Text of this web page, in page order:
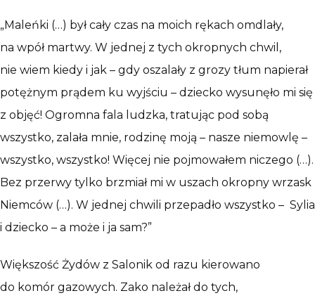
„Maleńki (…) był cały czas na moich rękach omdlały,
na wpół martwy. W jednej z tych okropnych chwil,
nie wiem kiedy i jak – gdy oszalały z grozy tłum napierał
potężnym prądem ku wyjściu – dziecko wysunęło mi się
z objęć! Ogromna fala ludzka, tratując pod sobą
wszystko, zalała mnie, rodzinę moją – nasze niemowlę –
wszystko, wszystko! Więcej nie pojmowałem niczego (…).
Bez przerwy tylko brzmiał mi w uszach okropny wrzask
Niemców (…). W jednej chwili przepadło wszystko – Sylia
i dziecko – a może i ja sam?”
Większość Żydów z Salonik od razu kierowano
do komór gazowych. Zako należał do tych,